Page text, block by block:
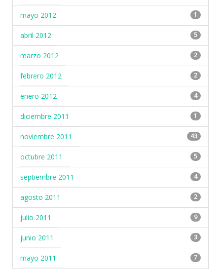
mayo 2012 1
abril 2012 5
marzo 2012 2
febrero 2012 2
enero 2012 4
diciembre 2011 1
noviembre 2011 43
octubre 2011 5
septiembre 2011 4
agosto 2011 2
julio 2011 9
junio 2011 3
mayo 2011 7